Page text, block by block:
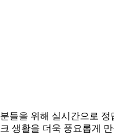
들을 위해 실시간으로
생활을 더욱 풍요롭게